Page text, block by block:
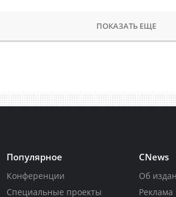
ПОКАЗАТЬ ЕЩЕ
Популярное
Конференции
Специальные проекты
CNews
Об
Реклама